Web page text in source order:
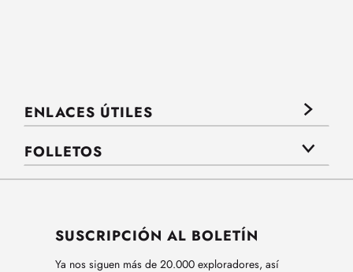
ENLACES ÚTILES
FOLLETOS
SUSCRIPCIÓN AL BOLETÍN
Ya nos siguen más de 20.000 exploradores, así